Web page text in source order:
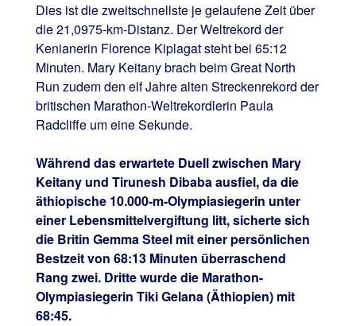
Dies ist die zweitschnellste je gelaufene Zeit über
die 21,0975-km-Distanz. Der Weltrekord der
Kenianerin Florence Kiplagat steht bei 65:12
Minuten. Mary Keitany brach beim Great North
Run zudem den elf Jahre alten Streckenrekord der
britischen Marathon-Weltrekordlerin Paula
Radcliffe um eine Sekunde.
Während das erwartete Duell zwischen Mary
Keitany und Tirunesh Dibaba ausfiel, da die
äthiopische 10.000-m-Olympiasiegerin unter
einer Lebensmittelvergiftung litt, sicherte sich
die Britin Gemma Steel mit einer persönlichen
Bestzeit von 68:13 Minuten überraschend
Rang zwei. Dritte wurde die Marathon-
Olympiasiegerin Tiki Gelana (Äthiopien) mit
68:45.